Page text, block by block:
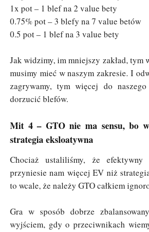
1x pot – 1 blef na 2 value bety
0.75% pot – 3 blefy na 7 value betów
0.5 pot – 1 blef na 3 value bety
Jak widzimy, im mniejszy zakład, tym
musimy mieć w naszym zakresie. I
zagrywamy, tym więcej do naszego
dorzucić blefów.
Mit 4 – GTO nie ma sensu, bo
strategia eksloatywna
Chociaż ustaliliśmy, że efektywny
przyniesie nam więcej EV niż
to wcale, że należy GTO całkiem
Gra w sposób dobrze
wyjściem, gdy o przeciwnikach